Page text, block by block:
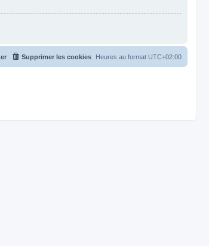
Heures au format UTC+02:00
Supprimer les cookies